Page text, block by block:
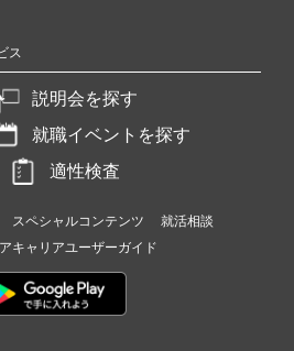
ス
説明会を探す
就職イベントを探す
適性検査
スペシャルコンテンツ
就活相談
キャリアユーザーガイド